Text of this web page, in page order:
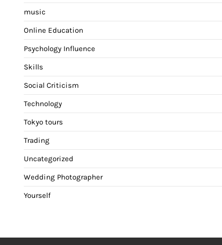
music
Online Education
Psychology Influence
Skills
Social Criticism
Technology
Tokyo tours
Trading
Uncategorized
Wedding Photographer
Yourself